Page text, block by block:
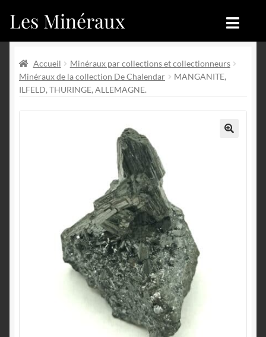
Aller
à
navigation
Aller
au
Les Minéraux
Catégories
Nouveautés
Boutique
Nouveautés
Accueil
Minéraux par collections et collectionneurs
Minéraux de la collection De Chalendar
MANGANITE,
ILFELD, THURINGE, ALLEMAGNE.